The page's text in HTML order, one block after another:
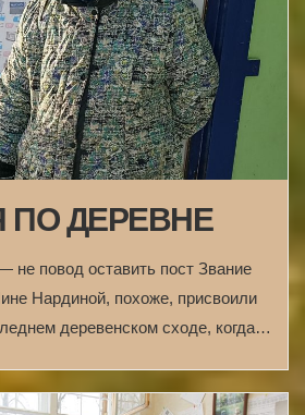
ПО ДЕРЕВНЕ
не повод оставить пост Звание
Нардиной, похоже, присвоили
деревенском сходе, когда…